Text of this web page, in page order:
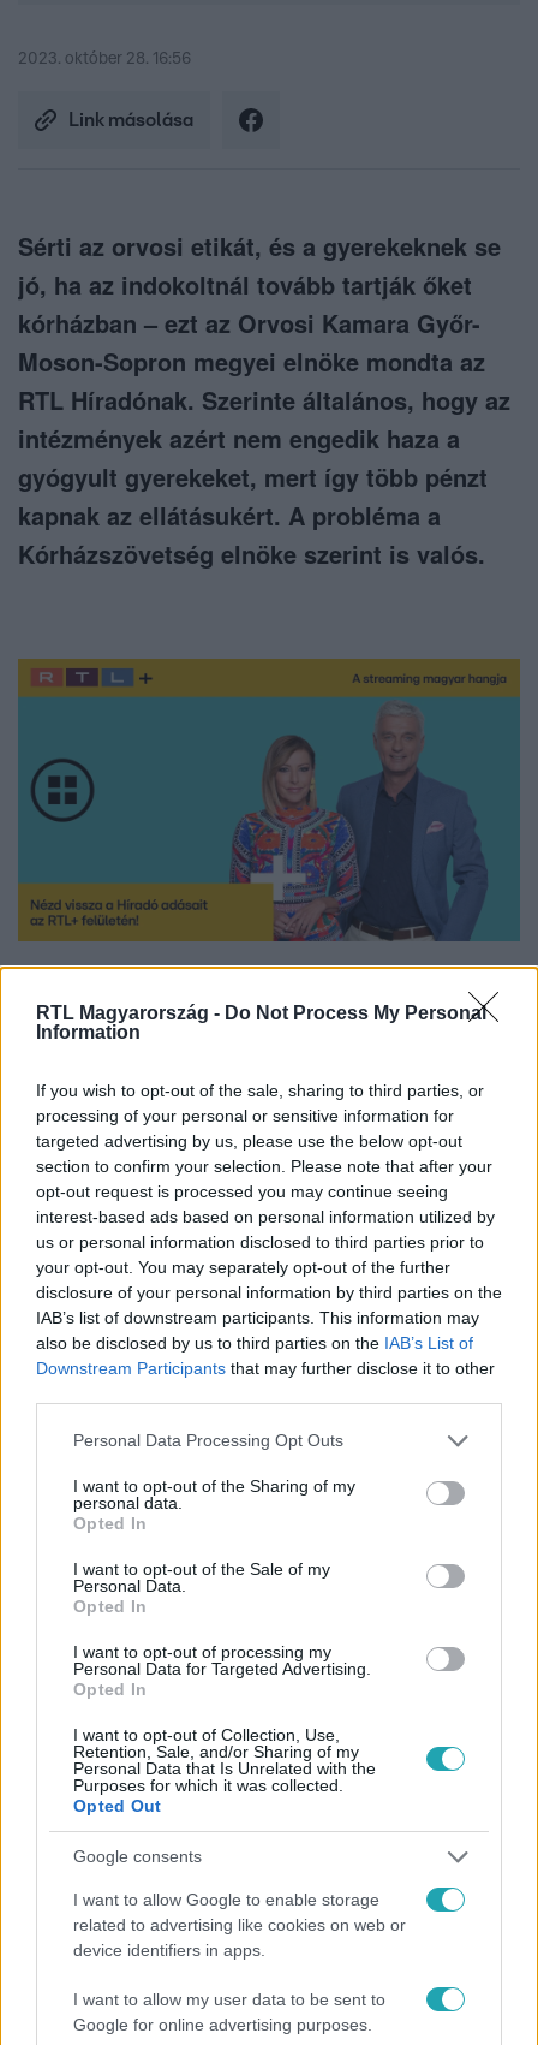
RTL Magyarország - Do Not Process My Personal
Information
If you wish to opt-out of the sale, sharing to third parties, or
processing of your personal or sensitive information for
targeted advertising by us, please use the below opt-out
section to confirm your selection. Please note that after your
opt-out request is processed you may continue seeing
interest-based ads based on personal information utilized by
us or personal information disclosed to third parties prior to
your opt-out. You may separately opt-out of the further
disclosure of your personal information by third parties on the
IAB’s list of downstream participants. This information may
also be disclosed by us to third parties on the IAB’s List of
Downstream Participants that may further disclose it to other
Please note that this website/app uses one or more Google
not limited to your visit or usage behaviour. You may click to
grant or deny consent to Google and its third-party tags to
use your data for below specified purposes in below Google
consent section.
Personal Data Processing Opt Outs
I want to opt-out of the Sharing of my
personal data.
Opted In
I want to opt-out of the Sale of my
Personal Data.
Opted In
I want to opt-out of processing my
Personal Data for Targeted Advertising.
Opted In
I want to opt-out of Collection, Use,
Retention, Sale, and/or Sharing of my
Personal Data that Is Unrelated with the
Purposes for which it was collected.
Opted Out
Google consents
I want to allow Google to enable storage
related to advertising like cookies on web or
device identifiers in apps.
I want to allow my user data to be sent to
Google for online advertising purposes.
2023. október 28. 16:56
Link másolása
Sérti az orvosi etikát, és a gyerekeknek se
jó, ha az indokoltnál tovább tartják őket
kórházban – ezt az Orvosi Kamara Győr-
Moson-Sopron megyei elnöke mondta az
RTL Híradónak. Szerinte általános, hogy az
intézmények azért nem engedik haza a
gyógyult gyerekeket, mert így több pénzt
kapnak az ellátásukért. A probléma a
Kórházszövetség elnöke szerint is valós.
Itt állítsd be, hogy az RTL.hu az elsők között
legyen a Google-találatokban!
Facebookon is!
HÍRADÓ #VIDEÓ #ADÁSRÉSZLETEK BELFÖLD
EGÉSZSÉGÜGY